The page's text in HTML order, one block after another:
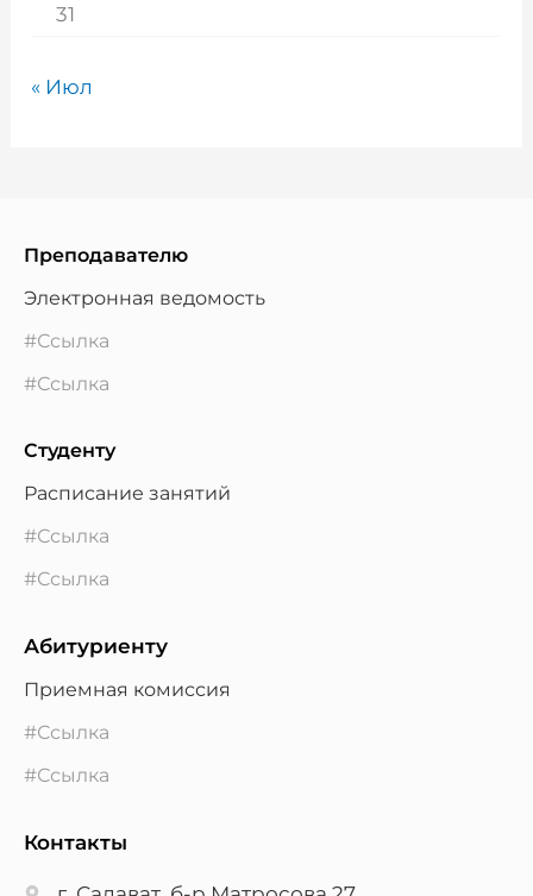
31
« Июл
Преподавателю
Электронная ведомость
#Ссылка
#Ссылка
Студенту
Расписание занятий
#Ссылка
#Ссылка
Абитуриенту
Приемная комиссия
#Ссылка
#Ссылка
Контакты